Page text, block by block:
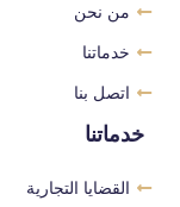
من نحن
خدماتنا
اتصل بنا
خدماتنا
القضايا التجارية